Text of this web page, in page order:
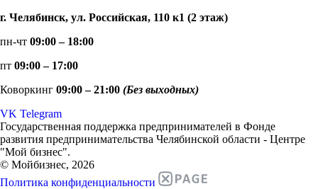
г. Челябинск, ул. Российская, 110 к1 (2 этаж)
пн-чт 09:00 – 18:00
пт 09:00 – 17:00
Коворкинг 09:00 – 21:00 (Без выходных)
VK Telegram
Государственная поддержка предпринимателей в Фонде
развития предпринимательства Челябинской области - Центре
"Мой бизнес".
© Мойбизнес, 2026
Политика конфиденциальности